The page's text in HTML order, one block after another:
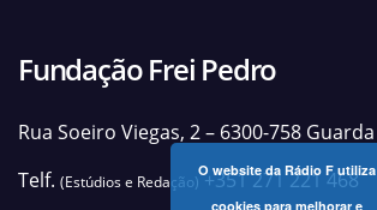
Fundação Frei Pedro
Rua Soeiro Viegas, 2 – 6300-758 Guarda
Telf. (Estúdios e Redação)+351 271 221 468
O website da Rádio F utiliza
cookies para melhorar e